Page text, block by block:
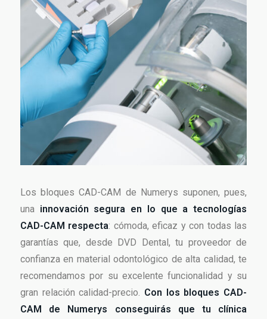
Los bloques CAD-CAM de Numerys suponen, pues,
una innovación segura en lo que a tecnologías
CAD-CAM respecta: cómoda, eficaz y con todas las
garantías que, desde DVD Dental, tu proveedor de
confianza en material odontológico de alta calidad, te
recomendamos por su excelente funcionalidad y su
gran relación calidad-precio. Con los bloques CAD-
CAM de Numerys conseguirás que tu clínica